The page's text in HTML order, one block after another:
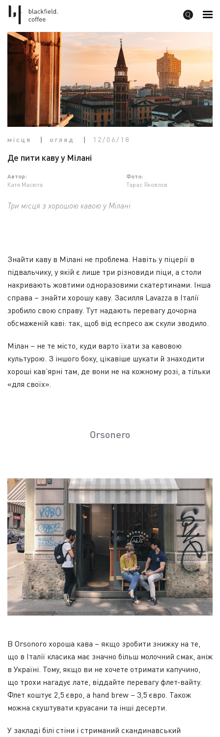
місця огляд 12/06/18
Де пити каву у Мілані
Автор:
Катя Масюта
Фото:
Тарас Яковлєв
Три місця з хорошою кавою у Мілані
Знайти каву в Мілані не проблема. Навіть у піцерії в
підвальчику, у якій є лише три різновиди піци, а столи
накривають жовтими одноразовими скатертинами. Інша
справа – знайти хорошу каву. Засилля Lavazza в Італії
зробило свою справу. Тут надають перевагу дочорна
обсмаженій каві: так, щоб від еспресо аж скули зводило.
Мілан – не те місто, куди варто їхати за кавовою
культурою. З іншого боку, цікавіше шукати й знаходити
хороші кав’ярні там, де вони не на кожному розі, а тільки
«для своїх».
Orsonero
В Orsonoro хороша кава – якщо зробити знижку на те,
що в Італії класика має значно більш молочний смак, аніж
в Україні. Тому, якщо ви не хочете отримати капучино,
що трохи нагадує лате, віддайте перевагу флет-вайту.
Флет коштує 2,5 євро, а hand brew – 3,5 євро. Також
можна скуштувати круасани та інші десерти.
У закладі білі стіни і стриманий скандинавський